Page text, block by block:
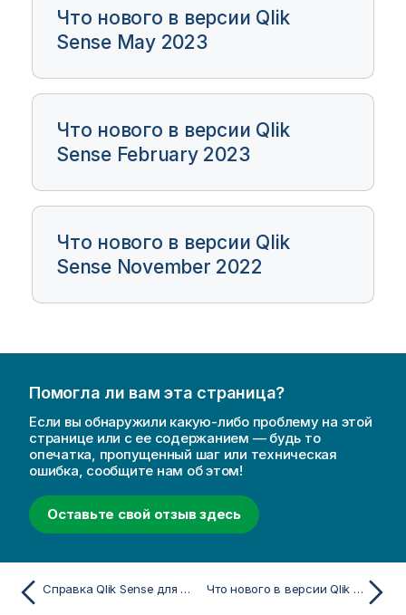
Что нового в версии Qlik
Sense May 2023
Что нового в версии Qlik
Sense February 2023
Что нового в версии Qlik
Sense November 2022
Помогла ли вам эта страница?
Если вы обнаружили какую-либо проблему на этой
странице или с ее содержанием — будь то
опечатка, пропущенный шаг или техническая
ошибка, сообщите нам об этом!
Оставьте свой отзыв здесь
Справка Qlik Sense для Windows Что нового в версии Qlik Sense November 2024